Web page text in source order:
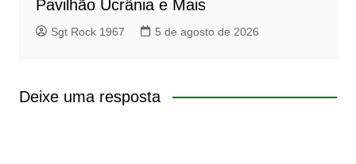
Pavilhão Ucrânia e Mais
Sgt Rock 1967 5 de agosto de 2026
Deixe uma resposta